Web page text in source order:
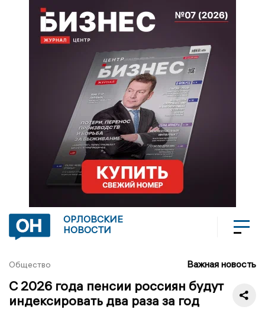
ОРЛОВСКИЕ
НОВОСТИ
Общество Важная новость
С 2026 года пенсии россиян будут
индексировать два раза за год